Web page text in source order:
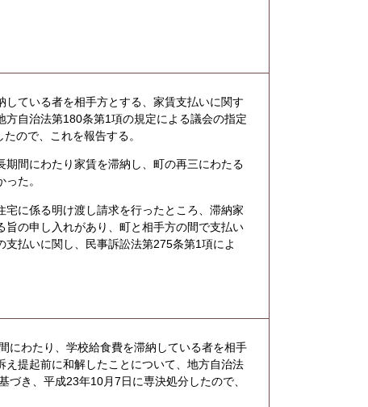
ている者を相手方とする、家賃支払いに関す
自治法第180条第1項の規定による議会の指定
ので、これを報告する。
間にわたり家賃を滞納し、町の再三にわたる
た。
に係る明け渡し請求を行ったところ、滞納家
の申し入れがあり、町と相手方の間で支払い
払いに関し、民事訴訟法第275条第1項によ
にわたり、学校給食費を滞納している者を相手
提起前に和解したことについて、地方自治法
き、平成23年10月7日に専決処分したので、